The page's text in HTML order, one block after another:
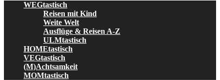
WEGtastisch
Reisen mit Kind
Weite Welt
Ausflüge & Reisen A-Z
ULMtastisch
HOMEtastisch
VEGtastisch
(M)Achtsamkeit
MOMtastisch